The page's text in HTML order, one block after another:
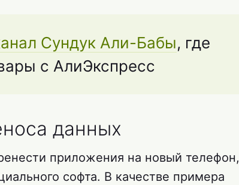
Сундук Али-Бабы, где
с АлиЭкспресс
данных
приложения на новый телефон,
софта. В качестве примера